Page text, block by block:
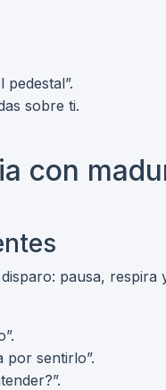
sobre ti.
con
pausa, respira
por sentirlo”.